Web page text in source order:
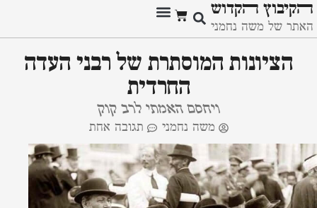
ﬣקיבוץ ﬣקדוש
האתר של משה נחמני
הציונות המוסתרת של רבני העדה
החרדית
ויחסם האמתי לרב קוק
משה נחמני תגובה אחת